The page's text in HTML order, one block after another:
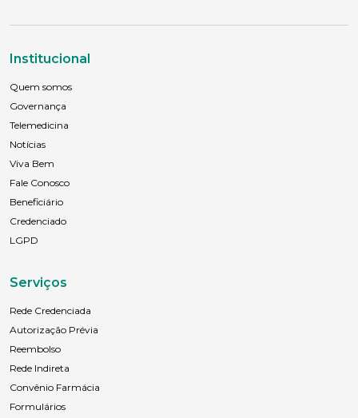
Institucional
Quem somos
Governança
Telemedicina
Notícias
Viva Bem
Fale Conosco
Beneficiário
Credenciado
LGPD
Serviços
Rede Credenciada
Autorização Prévia
Reembolso
Rede Indireta
Convênio Farmácia
Formulários